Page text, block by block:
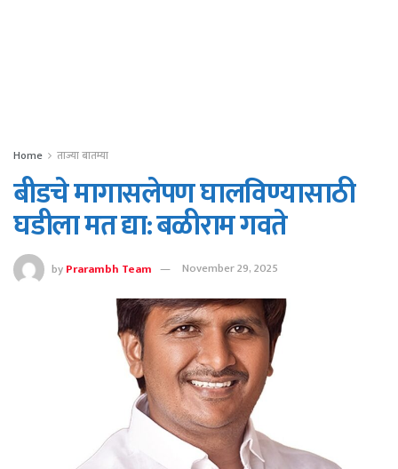
Home ताज्या बातम्या
बीडचे मागासलेपण घालविण्यासाठी
घडीला मत द्या: बळीराम गवते
byPrarambh Team November 29, 2025